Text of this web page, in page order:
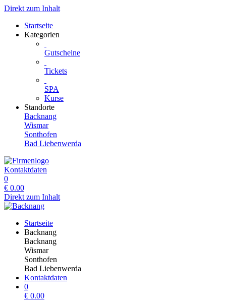
Direkt zum Inhalt
Startseite
Kategorien
Gutscheine
Tickets
SPA
Kurse
Standorte
Backnang
Wismar
Sonthofen
Bad Liebenwerda
Kontaktdaten
0
€ 0.00
Direkt zum Inhalt
Startseite
Backnang
Backnang
Wismar
Sonthofen
Bad Liebenwerda
Kontaktdaten
0
€ 0.00